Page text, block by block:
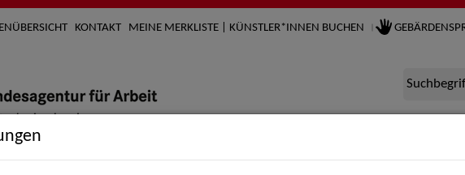
KONTAKT MEINE MERKLISTE | KÜNSTLER*INNEN BUCHEN